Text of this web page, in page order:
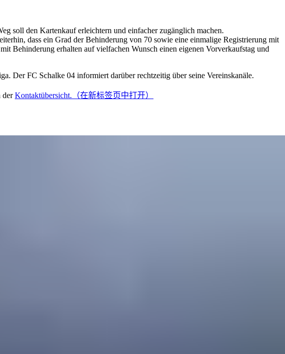
soll den Kartenkauf erleichtern und einfacher zugänglich machen.
dass ein Grad der Behinderung von 70 sowie eine einmalige Registrierung mit
Behinderung erhalten auf vielfachen Wunsch einen eigenen Vorverkaufstag und
Der FC Schalke 04 informiert darüber rechtzeitig über seine Vereinskanäle.
derKontaktübersicht. （在新标签页中打开）